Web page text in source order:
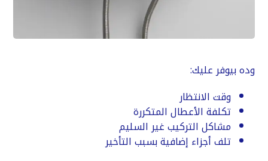
وده بيوفر عليك:
وقت الانتظار
تكلفة الأعطال المتكررة
مشاكل التركيب غير السليم
تلف أجزاء إضافية بسبب التأخير